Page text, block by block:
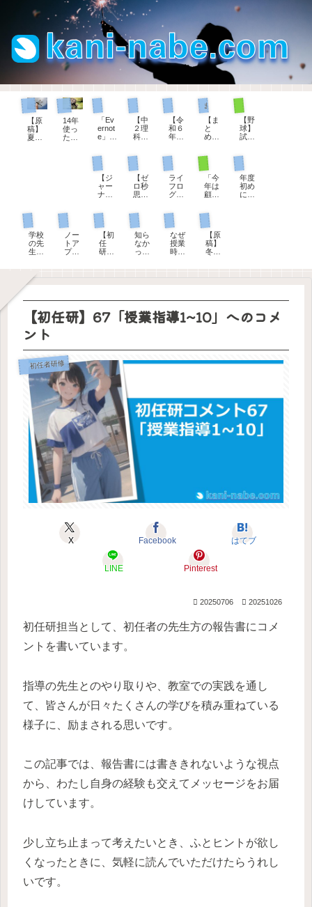
生徒指導担当として
【原
稿】
夏休
和
版）
パソコン
14年
使っ
た
わな
いの
で退
会し
ま
す。
パソコン
「Ev
ernot
e」か
Note
」へ
20年
分の
手帳
ート
を移
行し
てわ
かっ
たこ
理科の授業
【中
２理
科】
を学
ぶと
楽し
くな
る花
教師手帳
【令
和６
年
手
帳、
ダウ
ンロ
ード
ま
す。
「小
学校
版」
「中
高校
まとめページ
【ま
と
め】
生へ
のコ
メン
ト例
文
説つ
き～
部活動顧問として
【野
球】
試合
間の
シー
トノ
ック
の進
ジャーナリング
【ジ
ャー
ナリ
グ】
「何
も書
くこ
とが
な
はこ
く！
ゼロ秒思考
【ゼ
ロ秒
思
自分
を大
切に
思え
るよ
うに
質問
教師手帳
ライ
フロ
グの
歩は
ダイ
ソー
の日
付ス
タン
部活動顧問として
「今
年は
顧問
わっ
てく
ださ
い」
、担
当す
が変
教育用語
年度
初め
に確
るの
教師手帳
学校
の先
生に
【教
師手
令和
８年
度版
がで
きま
した
パソコン
ノー
トア
プリ
ろ検
UpNo
teに
決め
まし
初任者研修
【初
任
研】
期の
り」
コメ
管理職として
知ら
なか
っ
の夏
理由
は３
つし
現職教育担当として
なぜ
授業
時間
なの
にど
んな
意味
生徒指導担当として
【原
稿】
冬休
生徒
生の
（令
和4年
【初任研】67「授業指導1~10」へのコメ
ント
初任者研修
X Facebook はてブ
LINE Pinterest
20250706 20251026
初任研担当として、初任者の先生方の報告書にコメ
ントを書いています。
指導の先生とのやり取りや、教室での実践を通し
て、皆さんが日々たくさんの学びを積み重ねている
様子に、励まされる思いです。
この記事では、報告書には書ききれないような視点
から、わたし自身の経験も交えてメッセージをお届
けしています。
少し立ち止まって考えたいとき、ふとヒントが欲し
くなったときに、気軽に読んでいただけたらうれし
いです。